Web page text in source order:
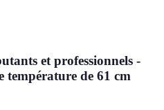
et professionnels -
température de 61 cm